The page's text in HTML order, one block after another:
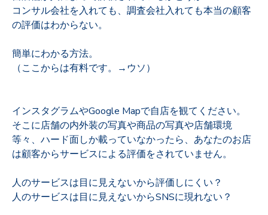
コンサル会社を入れても、調査会社入れても本当の顧客
の評価はわからない。
簡単にわかる方法。
（ここからは有料です。→ウソ）
インスタグラムやGoogle Mapで自店を観てください。
そこに店舗の内外装の写真や商品の写真や店舗環境
等々、ハード面しか載っていなかったら、あなたのお店
は顧客からサービスによる評価をされていません。
人のサービスは目に見えないから評価しにくい？
人のサービスは目に見えないからSNSに現れない？